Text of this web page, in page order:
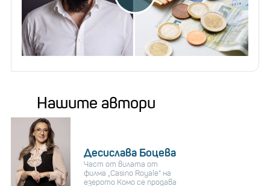
Нашите автори
Десислава Боцева
Част от вилата от
филма „Casino Royale“ на
езерото Комо се продава